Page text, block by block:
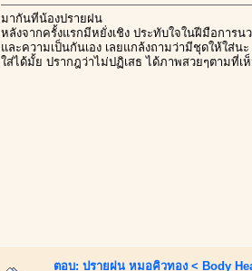
มากันที่น้องปรายฝน
หลังจากครั้งแรกมีหยั่งเชิง ประทับใจในฝีมือการน
และความเป็นกันเอง เลยแกล้งถามว่ามีชุดให้ใส่นะ
ใส่ได้มั้ย ปรากฎว่าไม่ปฏิเสธ ได้ภาพสวยๆตามที่เ
ตอบ: ปรายฝน หมอคิวทอง < Body